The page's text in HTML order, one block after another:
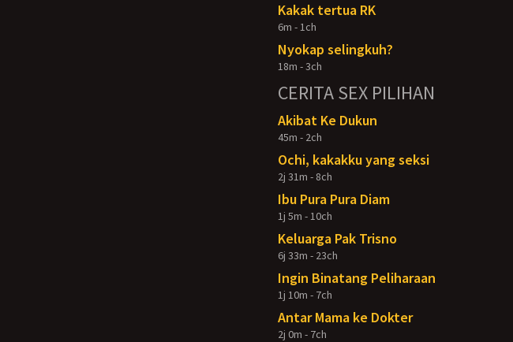
Kakak tertua RK
6m - 1ch
Nyokap selingkuh?
18m - 3ch
CERITA SEX PILIHAN
Akibat Ke Dukun
45m - 2ch
Ochi, kakakku yang seksi
2j 31m - 8ch
Ibu Pura Pura Diam
1j 5m - 10ch
Keluarga Pak Trisno
6j 33m - 23ch
Ingin Binatang Peliharaan
1j 10m - 7ch
Antar Mama ke Dokter
2j 0m - 7ch